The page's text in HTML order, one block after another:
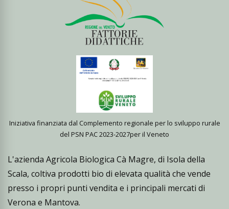
Iniziativa finanziata dal Complemento regionale per lo sviluppo rurale
del PSN PAC 2023-2027per il Veneto
L'azienda Agricola Biologica Cà Magre, di Isola della
Scala, coltiva prodotti bio di elevata qualità che vende
presso i propri punti vendita e i principali mercati di
Verona e Mantova.